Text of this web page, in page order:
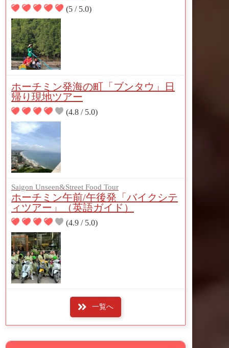
(5 / 5.0)
ホーチミン発海の町「ブンタウ」日
帰り現地ツアー
(4.8 / 5.0)
Saigon Unseen&Street Food Tour
ホーチミン午前/午後発「バイクシテ
ィツアー」（英語ガイド）
(4.9 / 5.0)
一覧へ